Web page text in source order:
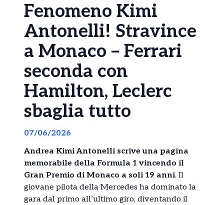
Fenomeno Kimi
Antonelli! Stravince
a Monaco – Ferrari
seconda con
Hamilton, Leclerc
sbaglia tutto
07/06/2026
Andrea Kimi Antonelli scrive una pagina
memorabile della Formula 1 vincendo il
Gran Premio di Monaco a soli 19 anni. Il
giovane pilota della Mercedes ha dominato la
gara dal primo all’ultimo giro, diventando il